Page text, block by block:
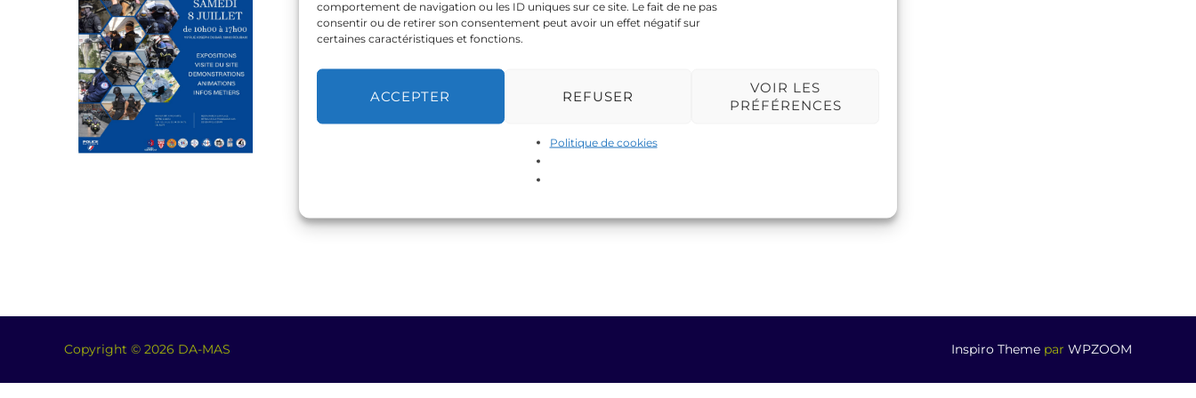
comportement de navigation ou les ID uniques sur ce site. Le fait de ne pas
consentir ou de retirer son consentement peut avoir un effet négatif sur
certaines caractéristiques et fonctions.
ACCEPTER REFUSER
VOIR LES
PRÉFÉRENCES
Politique de cookies
Copyright © 2026 DA-MAS Inspiro Theme par WPZOOM